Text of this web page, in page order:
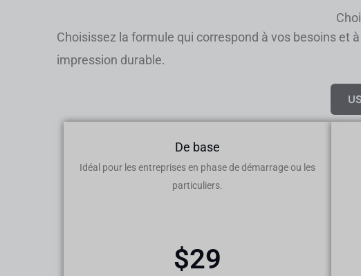
Choisissez la formule qui correspond à vos besoins et
impression durable.
De base
Idéal pour les entreprises en phase de démarrage ou les
particuliers.
$29